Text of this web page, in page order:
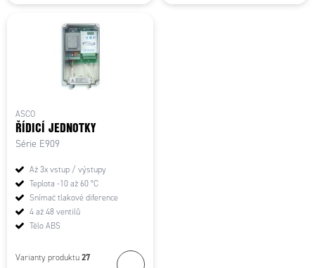
ASCO
ŘÍDICÍ JEDNOTKY
Série E909
Až 3x vstup / výstupy
Teplota -10 až 60 °C
Snímač tlakové diference
4 až 48 ventilů
Tělo ABS
Varianty produktu 27